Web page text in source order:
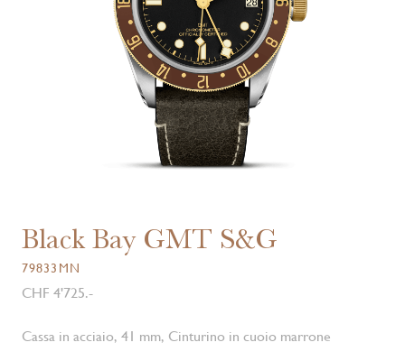
Black Bay GMT S&G
79833MN
CHF 4'725.-
Cassa in acciaio, 41 mm, Cinturino in cuoio marrone